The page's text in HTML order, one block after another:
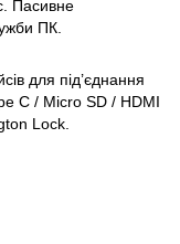
Пасивне
ПК.
для під’єднання
C / Micro SD / HDMI
Lock.